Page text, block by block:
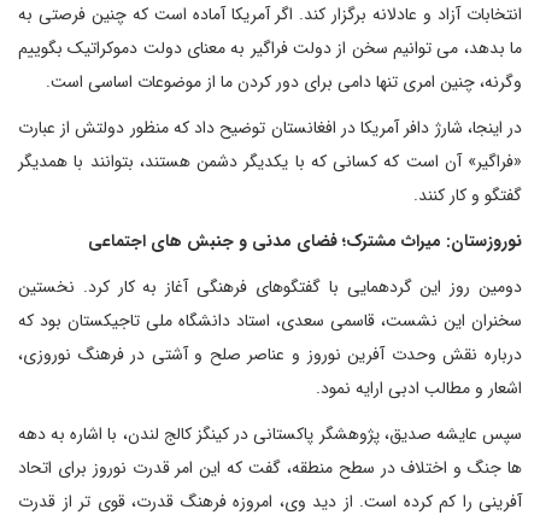
انتخابات آزاد و عادلانه برگزار کند. اگر آمریکا آماده است که چنین فرصتی به
ما بدهد، می توانیم سخن از دولت فراگیر به معنای دولت دموکراتیک بگوییم
وگرنه، چنین امری تنها دامی برای دور کردن ما از موضوعات اساسی است.
در اینجا، شارژ دافر آمریکا در افغانستان توضیح داد که منظور دولتش از عبارت
«فراگیر» آن است که کسانی که با یکدیگر دشمن هستند، بتوانند با همدیگر
گفتگو و کار کنند.
نوروزستان: میراث مشترک؛ فضای مدنی و جنبش های اجتماعی
دومین روز این گردهمایی با گفتگوهای فرهنگی آغاز به کار کرد. نخستین
سخنران این نشست، قاسمی سعدی، استاد دانشگاه ملی تاجیکستان بود که
درباره نقش وحدت آفرین نوروز و عناصر صلح و آشتی در فرهنگ نوروزی،
اشعار و مطالب ادبی ارایه نمود.
سپس عایشه صدیق، پژوهشگر پاکستانی در کینگز کالج لندن، با اشاره به دهه
ها جنگ و اختلاف در سطح منطقه، گفت که این امر قدرت نوروز برای اتحاد
آفرینی را کم کرده است. از دید وی، امروزه فرهنگ قدرت، قوی تر از قدرت